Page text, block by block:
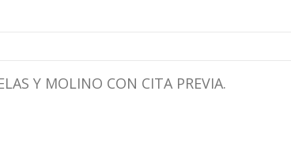
Y MOLINO CON CITA PREVIA.